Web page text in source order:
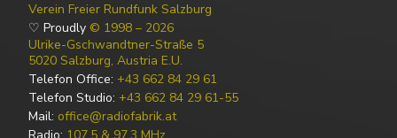
Verein Freier Rundfunk Salzburg
♡ Proudly © 1998 – 2026
Ulrike-Gschwandtner-Straße 5
5020 Salzburg, Austria E.U.
Telefon Office: +43 662 84 29 61
Telefon Studio: +43 662 84 29 61-55
Mail: office@radiofabrik.at